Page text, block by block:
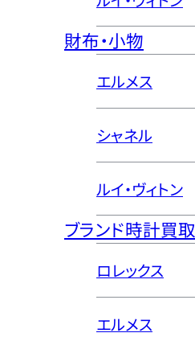
財布・小物
エルメス
シャネル
ルイ・ヴィトン
ブランド時計買取
ロレックス
エルメス